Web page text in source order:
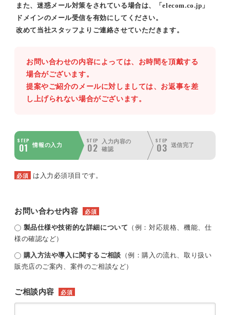
また、迷惑メール対策をされている場合は、「elecom.co.jp」
ドメインのメール受信を有効にしてください。
改めて当社スタッフよりご連絡させていただきます。
お問い合わせの内容によっては、お時間を頂戴する
場合がございます。
提案やご紹介のメールに対しましては、お返事を差
し上げられない場合がございます。
STEP
01 情報の入力
STEP
02
入力内容の
確認
STEP
03 送信完了
必須 は入力必須項目です。
お問い合わせ内容 必須
製品仕様や技術的な詳細について （例：対応規格、機能、仕
様の確認など）
購入方法や導入に関するご相談 （例：購入の流れ、取り扱い
販売店のご案内、案件のご相談など）
ご相談内容 必須